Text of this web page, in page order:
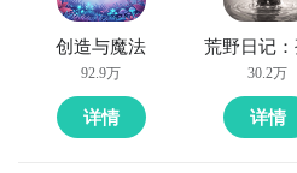
查找喵出法随的相关公测时间
步骤2：访问地址>>>
手游开测
好了，喵出法随公测时间的关
创造与魔法
92.9万
详情
荒野日记
30.2万
详情